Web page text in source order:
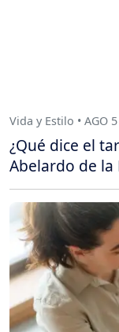
Vida y Estilo • AGO
¿Qué dice el
Abelardo de la